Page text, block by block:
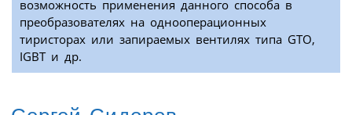
возможность применения данного способа в
преобразователях на однооперационных
тиристорах или запираемых вентилях типа GTO,
IGBT и др.